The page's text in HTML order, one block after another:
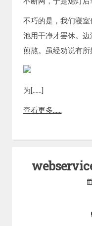
不巧的是，我们寝
池用干净才罢休。
煎熬。虽经劝说有所
为[……]
查看更多……